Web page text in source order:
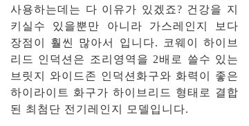
사용하는데는 다 이유가 있겠죠? 건강을 지
키실수 있을뿐만 아니라 가스레인지 보다
장점이 훨씬 많아서 입니다. 코웨이 하이브
리드 인덕션은 조리영역을 2배로 쓸수 있는
브릿지 와이드존 인덕션화구와 화력이 좋은
하이라이트 화구가 하이브리드 형태로 결합
된 최첨단 전기레인지 모델입니다.